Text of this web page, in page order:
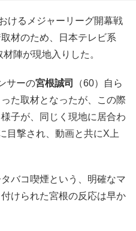
けるメジャーリーグ開幕戦
材のため、日本テレビ系
陣が現地入りした。
サーの宮根誠司
（60）自ら
た取材となったが、この際
子が、同じく現地に居合わ
目撃され、動画と共にX上
バコ喫煙という、明確なマ
けられた宮根の反応は早か